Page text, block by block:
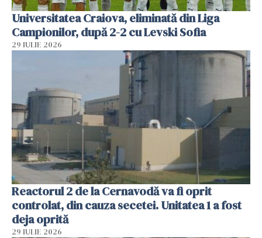
Universitatea Craiova, eliminată din Liga
Campionilor, după 2-2 cu Levski Sofia
29 IULIE 2026
Reactorul 2 de la Cernavodă va fi oprit
controlat, din cauza secetei. Unitatea 1 a fost
deja oprită
29 IULIE 2026